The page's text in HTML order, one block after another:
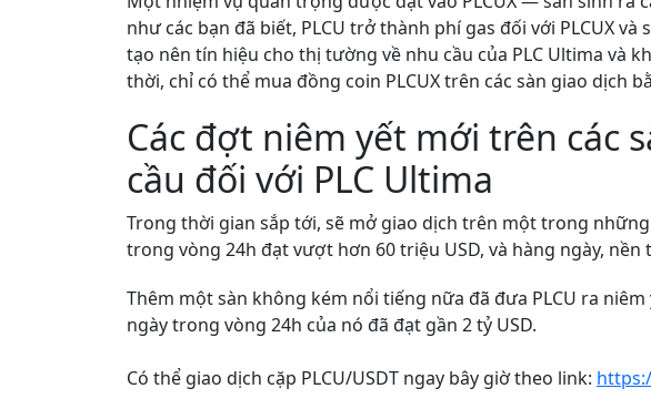
như các bạn đã biết, PLCU trở thành phí gas đối với PLCUX
tạo nên tín hiệu cho thị tường về nhu cầu của PLC Ultima và
thời, chỉ có thể mua đồng coin PLCUX trên các sàn giao dịch
Các đợt niêm yết mới trên các
cầu đối với PLC Ultima
Trong thời gian sắp tới, sẽ mở giao dịch trên một trong
trong vòng 24h đạt vượt hơn 60 triệu USD, và hàng ngày,
Thêm một sàn không kém nổi tiếng nữa đã đưa PLCU ra
ngày trong vòng 24h của nó đã đạt gần 2 tỷ USD.
Có thể giao dịch cặp PLCU/USDT ngay bây giờ theo link: